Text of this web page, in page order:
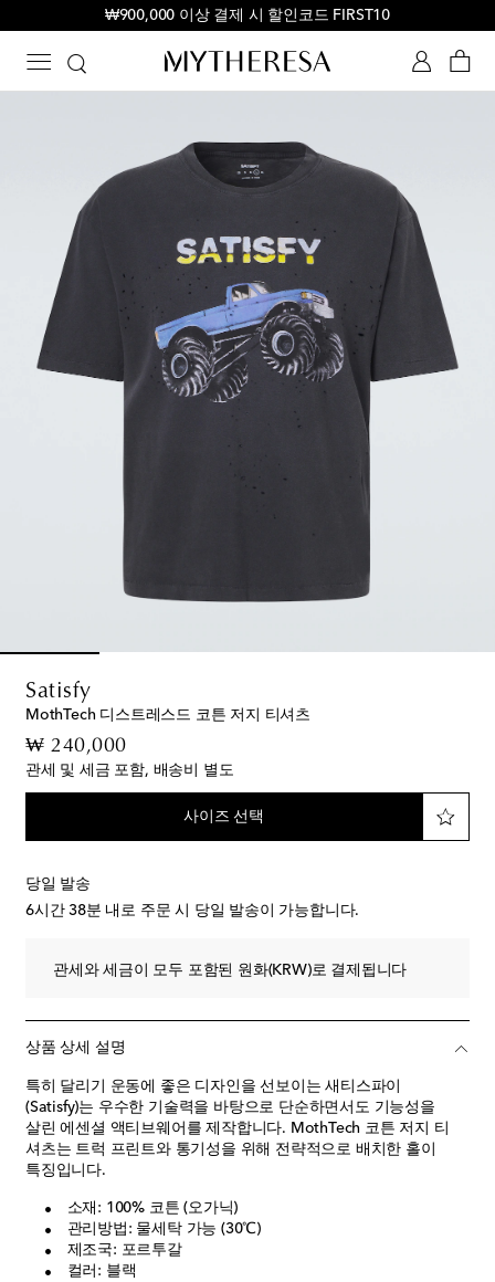
첫 주문 10% 할인 - 일부 상품 대상
Satisfy
MothTech 디스트레스드 코튼 저지 티셔츠
₩ 240,000original price
관세 및 세금 포함, 배송비 별도
사이즈 선택
당일 발송
6시간 38분 내로 주문 시 당일 발송이 가능합니다.
관세와 세금이 모두 포함된 원화(KRW)로 결제됩니다
상품 상세 설명
특히 달리기 운동에 좋은 디자인을 선보이는 새티스파이
(Satisfy)는 우수한 기술력을 바탕으로 단순하면서도 기능성을
살린 에센셜 액티브웨어를 제작합니다. MothTech 코튼 저지 티
셔츠는 트럭 프린트와 통기성을 위해 전략적으로 배치한 홀이
특징입니다.
소재: 100% 코튼 (오가닉)
관리방법: 물세탁 가능 (30℃)
제조국: 포르투갈
컬러: 블랙